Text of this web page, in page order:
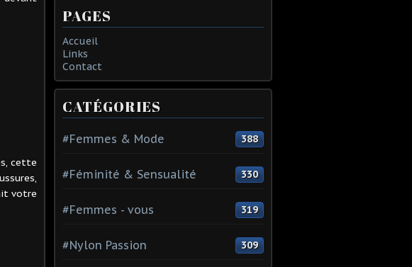
cette
votre
PAGES
Accueil
Links
Contact
CATÉGORIES
#Femmes & Mode 388
#Féminité & Sensualité 330
#Femmes - vous 319
#Nylon Passion 309